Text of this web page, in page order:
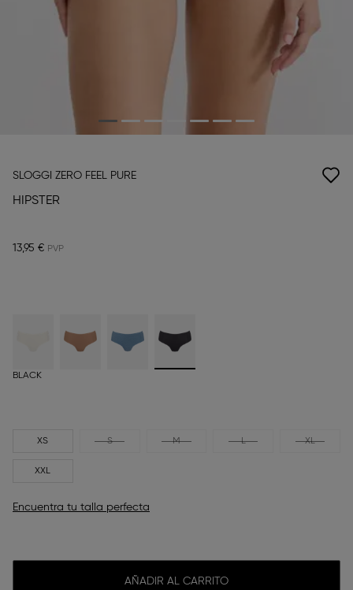
SLOGGI ZERO FEEL PURE
HIPSTER
13,95 €
BLACK
XS S M L XL
XXL
Encuentra tu talla perfecta
AÑADIR AL CARRITO